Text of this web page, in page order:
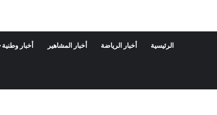
الرئيسية أخبار الرياضة أخبار المشاهير أخبار وطنية